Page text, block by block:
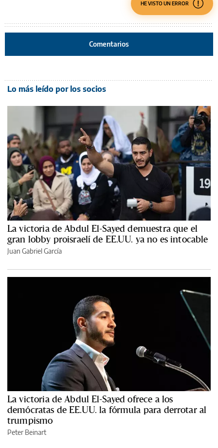
HE VISTO UN ERROR
Comentarios
Lo más leído por los socios
La victoria de Abdul El-Sayed demuestra que el
gran lobby proisraelí de EE.UU. ya no es intocable
Juan Gabriel García
La victoria de Abdul El-Sayed ofrece a los
demócratas de EE.UU. la fórmula para derrotar al
trumpismo
Peter Beinart